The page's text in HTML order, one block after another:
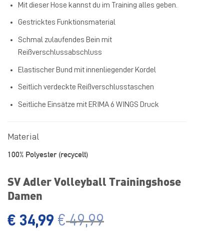
Mit dieser Hose kannst du im Training alles geben.
Gestricktes Funktionsmaterial
Schmal zulaufendes Bein mit
Reißverschlussabschluss
Elastischer Bund mit innenliegender Kordel
Seitlich verdeckte Reißverschlusstaschen
Seitliche Einsätze mit ERIMA 6 WINGS Druck
Material
100% Polyester (recycelt)
SV Adler Volleyball Trainingshose
Damen
€ 34,99 €49,99